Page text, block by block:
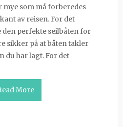
mye som må forberedes
av reisen. For det
perfekte seilbåten for
sikker på at båten takler
du har lagt. For det
More